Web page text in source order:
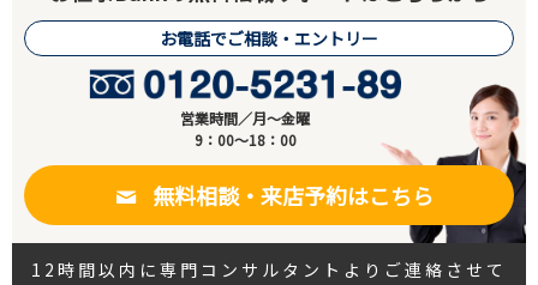
お電話でご相談・エントリー
営業時間／月～金曜
9：00～18：00
無料相談・来店予約はこちら
12時間以内に専門コンサルタントよりご連絡させて